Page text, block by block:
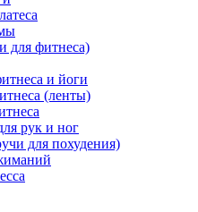
для фитнеса)
и йоги
(ленты)
рук и ног
для похудения)